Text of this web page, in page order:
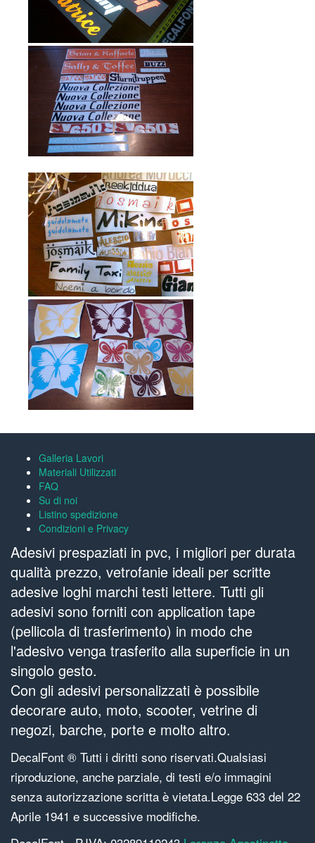
Galleria Lavori
Materiali Utilizzati
FAQ
Su di noi
Listino spedizione
Condizioni e Privacy
Adesivi prespaziati in pvc, i migliori per durata
qualità prezzo, vetrofanie ideali per scritte
adesive loghi marchi testi lettere. Tutti gli
adesivi sono forniti con application tape
(pellicola di trasferimento) in modo che
l'adesivo venga trasferito alla superficie in un
singolo gesto.
Con gli adesivi personalizzati è possibile
decorare auto, moto, scooter, vetrine di
negozi, barche, porte e molto altro.
DecalFont ® Tutti i diritti sono riservati.Qualsiasi
riproduzione, anche parziale, di testi e/o immagini
senza autorizzazione scritta è vietata.Legge 633 del 22
Aprile 1941 e successive modifiche.